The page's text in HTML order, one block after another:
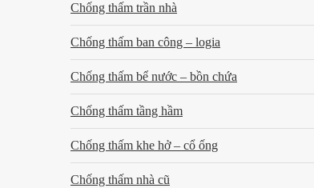
Chống thấm trần nhà
Chống thấm ban công – logia
Chống thấm bể nước – bồn chứa
Chống thấm tầng hầm
Chống thấm khe hở – cổ ống
Chống thấm nhà cũ